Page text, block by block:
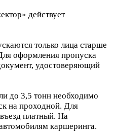
действует
только лица старше
оформления пропуска
удостоверяющий
до 3,5 тонн необходимо
на проходной. Для
платный. На
каршеринга.